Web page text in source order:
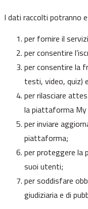
I dati raccolti potranno
per fornire il
per consentire
per consentire la
testi, video, quiz)
per rilasciare
la piattaforma My
per inviare
piattaforma;
per proteggere la
suoi utenti;
per soddisfare
giudiziaria e di